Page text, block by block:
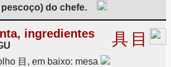
do chefe.
ingredientes 具 目
目, em baixo: mesa